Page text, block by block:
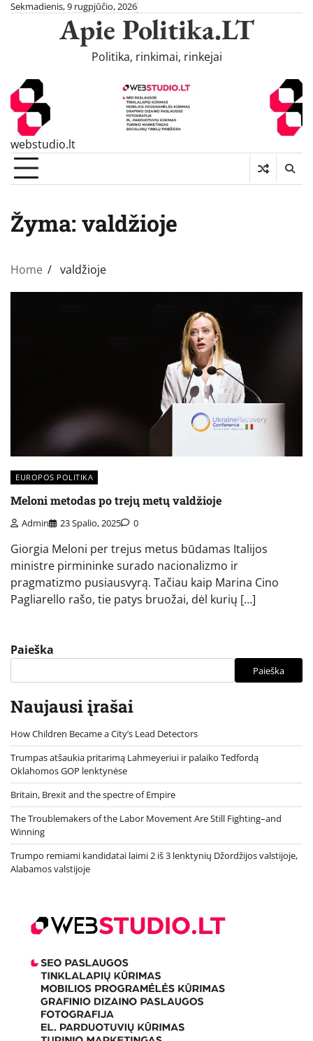
SkipSekmadienis, 9 rugpjūčio, 2026
Apie Politika.LT
Politika, rinkimai, rinkejai
webstudio.lt
Žyma: valdžioje
Home valdžioje
EUROPOS POLITIKA
Meloni metodas po trejų metų valdžioje
Admin 23 Spalio, 2025 0
Giorgia Meloni per trejus metus būdamas Italijos
ministre pirmininke surado nacionalizmo ir
pragmatizmo pusiausvyrą. Tačiau kaip Marina Cino
Pagliarello rašo, tie patys bruožai, dėl kurių […]
Paieška
Paieška
Naujausi įrašai
How Children Became a City’s Lead Detectors
Trumpas atšaukia pritarimą Lahmeyeriui ir palaiko Tedfordą
Oklahomos GOP lenktynėse
Britain, Brexit and the spectre of Empire
The Troublemakers of the Labor Movement Are Still Fighting–and
Winning
Trumpo remiami kandidatai laimi 2 iš 3 lenktynių Džordžijos valstijoje,
Alabamos valstijoje